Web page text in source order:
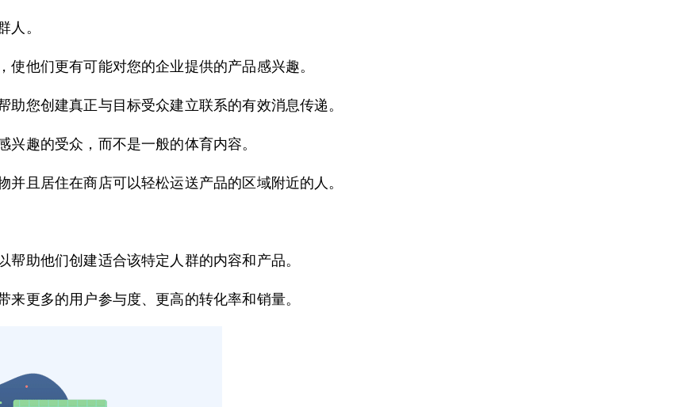
人。
他们更有可能对您的企业提供的产品感兴趣。
您创建真正与目标受众建立联系的有效消息传递。
趣的受众，而不是一般的体育内容。
且居住在商店可以轻松运送产品的区域附近的人。
助他们创建适合该特定人群的内容和产品。
更多的用户参与度、更高的转化率和销量。